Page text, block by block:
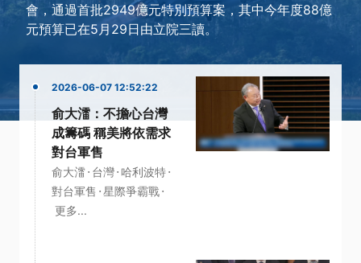
會，通過首批2949億元特別預算案，其中今年度88億
元預算已在5月29日由立院三讀。
2026-06-07 12:52:22
俞大㵢：不擔心台灣
成籌碼 稱美將依需求
對台軍售
俞大㵢· 台灣· 哈利波特·
對台軍售 ·星際爭霸戰·
更多...